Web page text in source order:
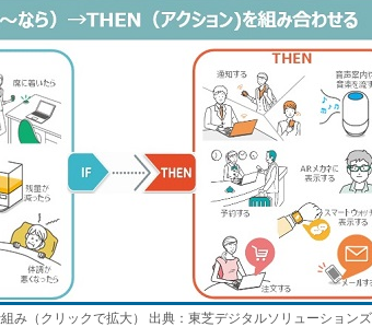
み（クリックで拡大） 出典：東芝デジタルソリューションズ